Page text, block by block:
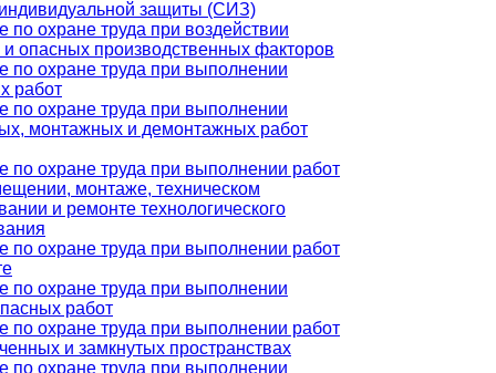
защиты (СИЗ)
по охране труда при воздействии
опасных производственных факторов
по охране труда при выполнении
работ
по охране труда при выполнении
монтажных и демонтажных работ
по охране труда при выполнении работ
монтаже, техническом
и ремонте технологического
по охране труда при выполнении работ
по охране труда при выполнении
работ
по охране труда при выполнении работ
и замкнутых пространствах
по охране труда при выполнении